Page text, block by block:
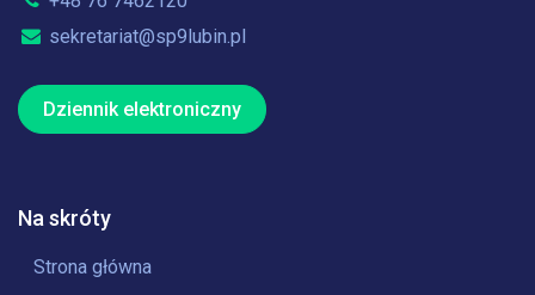
sekretariat@sp9lubin.pl
Dziennik elektroniczny
Na skróty
Strona główna